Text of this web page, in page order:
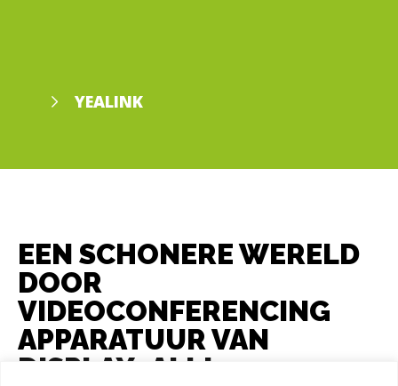
YEALINK
EEN SCHONERE WERELD
DOOR
VIDEOCONFERENCING
APPARATUUR VAN
DISPLAY4ALL!